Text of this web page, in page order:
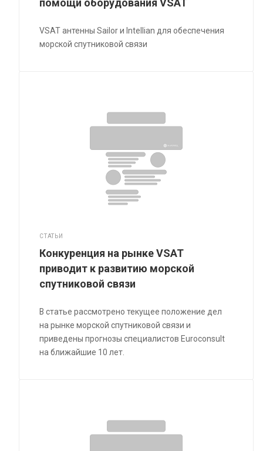
помощи оборудования VSAT
VSAT антенны Sailor и Intellian для обеспечения
морской спутниковой связи
СТАТЬИ
Конкуренция на рынке VSAT
приводит к развитию морской
спутниковой связи
В статье рассмотрено текущее положение дел
на рынке морской спутниковой связи и
приведены прогнозы специалистов Euroconsult
на ближайшие 10 лет.